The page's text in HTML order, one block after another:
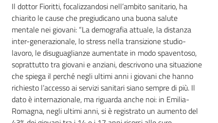
Il dottor Fioritti, focalizzandosi nell’ambito sanitario, ha
chiarito le cause che pregiudicano una buona salute
mentale nei giovani: “La demografia attuale, la distanza
inter-generazionale, lo stress nella transizione studio-
lavoro, le disuguaglianze aumentate in modo spaventoso,
soprattutto tra giovani e anziani, descrivono una situazione
che spiega il perché negli ultimi anni i giovani che hanno
richiesto l’accesso ai servizi sanitari siano sempre di più. Il
dato è internazionale, ma riguarda anche noi: in Emilia-
Romagna, negli ultimi anni, si è registrato un aumento del